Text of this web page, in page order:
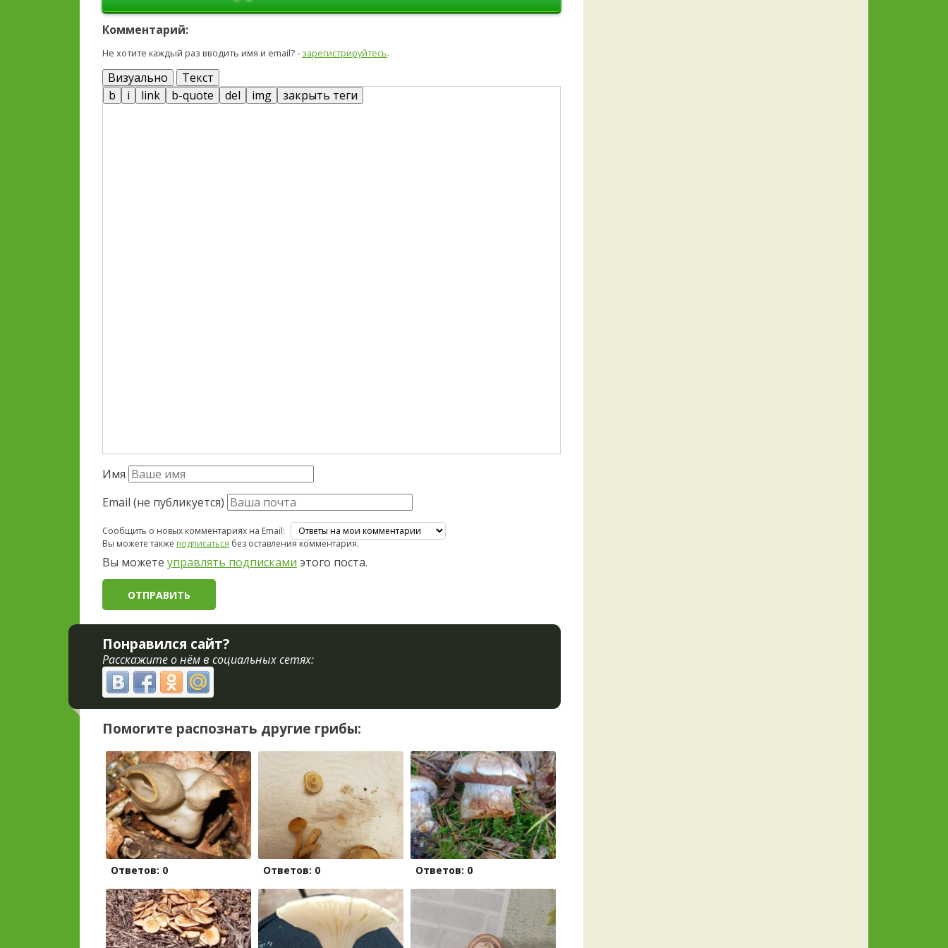
Комментарий:
Не хотите каждый раз вводить имя и email? - зарегистрируйтесь.
Визуально Текст
Имя
Email (не публикуется)
Сообщить о новых комментариях на Email:
Вы можете также подписаться без оставления комментария.
Вы можете управлять подписками этого поста.
Понравился сайт?
Расскажите о нём в социальных сетях:
Помогите распознать другие грибы:
Ответов: 0 Ответов: 0 Ответов: 0